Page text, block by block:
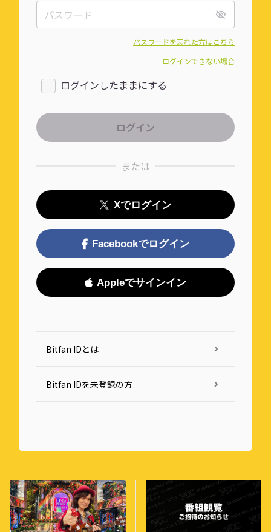
パスワードを忘れた方はこちら
ログインできない場合
ログインしたままにする
または
Xでログイン
Facebookでログイン
Appleでサインイン
Bitfan IDとは
Bitfan IDを未登録の方